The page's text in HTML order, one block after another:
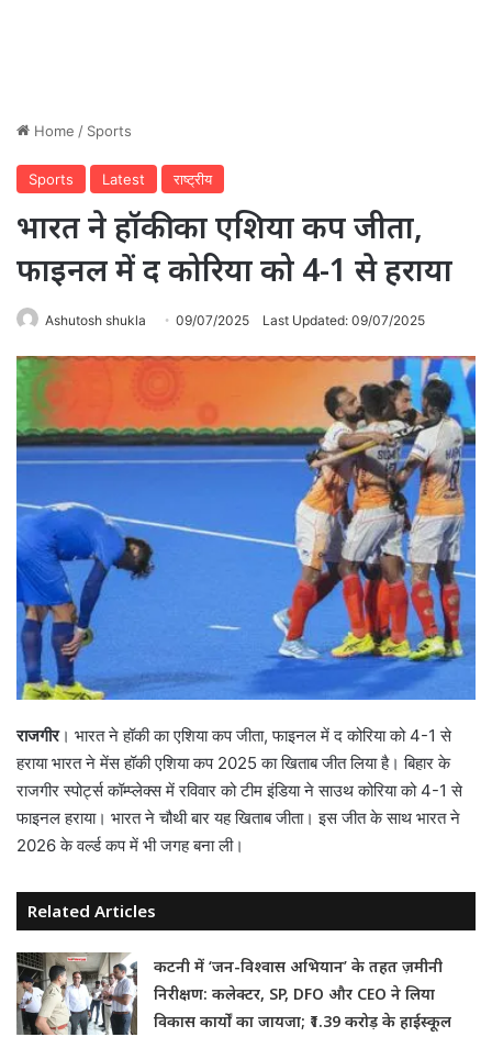
Home / Sports
Sports Latest राष्ट्रीय
भारत ने हॉकी का एशिया कप जीता,
फाइनल में द कोरिया को 4-1 से हराया
Ashutosh shukla 09/07/2025 Last Updated: 09/07/2025
राजगीर। भारत ने हॉकी का एशिया कप जीता, फाइनल में द कोरिया को 4-1 से
हराया भारत ने मेंस हॉकी एशिया कप 2025 का खिताब जीत लिया है। बिहार के
राजगीर स्पोर्ट्स कॉम्प्लेक्स में रविवार को टीम इंडिया ने साउथ कोरिया को 4-1 से
फाइनल हराया। भारत ने चौथी बार यह खिताब जीता। इस जीत के साथ भारत ने
2026 के वर्ल्ड कप में भी जगह बना ली।
Related Articles
कटनी में ‘जन-विश्वास अभियान’ के तहत ज़मीनी
निरीक्षण: कलेक्टर, SP, DFO और CEO ने लिया
विकास कार्यों का जायजा; ₹1.39 करोड़ के हाईस्कूल